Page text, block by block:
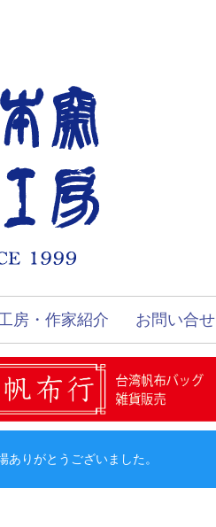
房・作家紹介 お問い合せ
りがとうございました。